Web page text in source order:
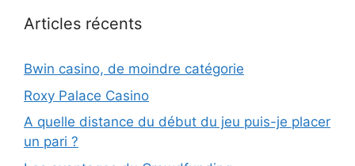
Articles récents
Bwin casino, de moindre catégorie
Roxy Palace Casino
A quelle distance du début du jeu puis-je placer
un pari ?